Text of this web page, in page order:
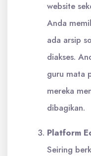
website
Anda
ada arsip
diakses.
guru mata
mereka
dibagikan.
Platform
Seiring